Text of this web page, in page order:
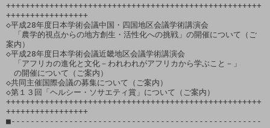
+++++++++++++++++++++++++++++++++++++++++++++++++++++
+++++++++++++++++
◇平成28年度日本学術会議中国・四国地区会議学術講演会
「農学的視点からの地方創生・活性化への挑戦」の開催について（ご
案内）
◇平成28年度日本学術会議近畿地区会議学術講演会
「アフリカの進化と文化－われわれがアフリカから学ぶこと－」
の開催について（ご案内）
◇共同主催国際会議の募集について（ご案内）
◇第１３回「ヘルシー・ソサエティ賞」について（ご案内）
+++++++++++++++++++++++++++++++++++++++++++++++++++++
+++++++++++++++++
■----------------------------------------------------